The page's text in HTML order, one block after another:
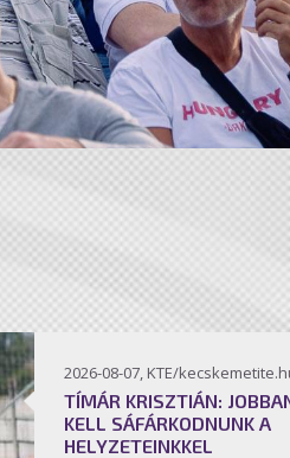
2026-08-07, KTE/
TÍMÁR KRISZTIÁN:
KELL SÁFÁRKODNUNK A
HELYZETEINKKEL